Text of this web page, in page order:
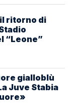
il ritorno di
“Leone”
gialloblù
Juve Stabia